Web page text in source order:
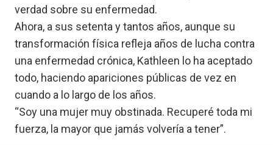
verdad sobre su enfermedad.
Ahora, a sus setenta y tantos años, aunque su
transformación física refleja años de lucha contra
una enfermedad crónica, Kathleen lo ha aceptado
todo, haciendo apariciones públicas de vez en
cuando a lo largo de los años.
“Soy una mujer muy obstinada. Recuperé toda mi
fuerza, la mayor que jamás volvería a tener”.